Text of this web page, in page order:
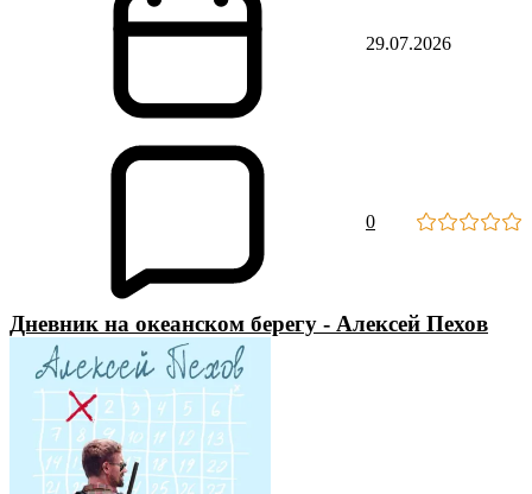
29.07.2026
0
Дневник на океанском берегу - Алексей Пехов